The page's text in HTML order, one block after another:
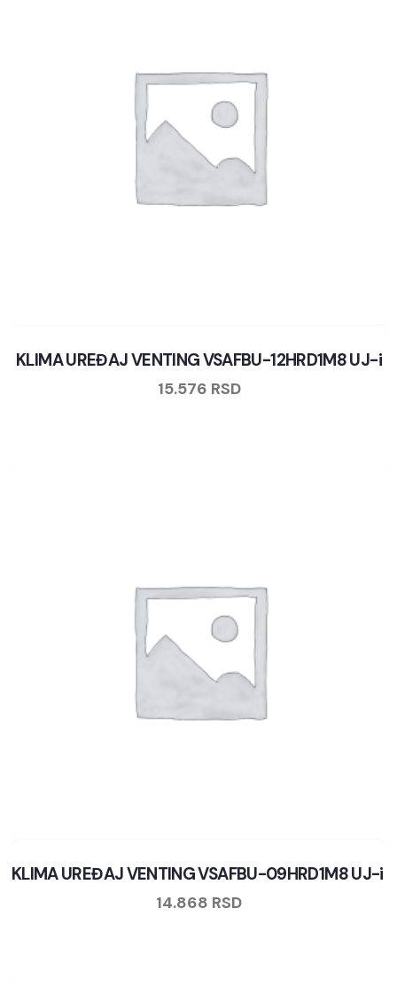
KLIMA UREĐAJ VENTING VSAFBU-12HRD1M8 UJ-i
15.576 RSD
KLIMA UREĐAJ VENTING VSAFBU-09HRD1M8 UJ-i
14.868 RSD